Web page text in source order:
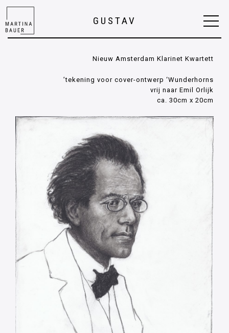
GUSTAV
Nieuw Amsterdam Klarinet Kwartett
tekening voor cover-ontwerp ‘Wunderhorns’
vrij naar Emil Orlijk
ca. 30cm x 20cm